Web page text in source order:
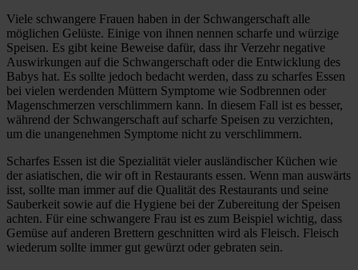
Viele schwangere Frauen haben in der Schwangerschaft alle
möglichen Gelüste. Einige von ihnen nennen scharfe und würzige
Speisen. Es gibt keine Beweise dafür, dass ihr Verzehr negative
Auswirkungen auf die Schwangerschaft oder die Entwicklung des
Babys hat. Es sollte jedoch bedacht werden, dass zu scharfes Essen
bei vielen werdenden Müttern Symptome wie Sodbrennen oder
Magenschmerzen verschlimmern kann. In diesem Fall ist es besser,
während der Schwangerschaft auf scharfe Speisen zu verzichten,
um die unangenehmen Symptome nicht zu verschlimmern.
Scharfes Essen ist die Spezialität vieler ausländischer Küchen wie
der asiatischen, die wir oft in Restaurants essen. Wenn man auswärts
isst, sollte man immer auf die Qualität des Restaurants und seine
Sauberkeit sowie auf die Hygiene bei der Zubereitung der Speisen
achten. Für eine schwangere Frau ist es zum Beispiel wichtig, dass
Gemüse auf anderen Brettern geschnitten wird als Fleisch. Fleisch
wiederum sollte immer gut gewürzt oder gebraten sein.